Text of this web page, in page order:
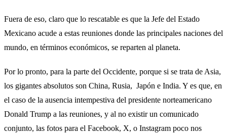
Fuera de eso, claro que lo rescatable es que la Jefe del Estado
Mexicano acude a estas reuniones donde las principales naciones del
mundo, en términos económicos, se reparten al planeta.
Por lo pronto, para la parte del Occidente, porque si se trata de Asia,
los gigantes absolutos son China, Rusia, Japón e India. Y es que, en
el caso de la ausencia intempestiva del presidente norteamericano
Donald Trump a las reuniones, y al no existir un comunicado
conjunto, las fotos para el Facebook, X, o Instagram poco nos